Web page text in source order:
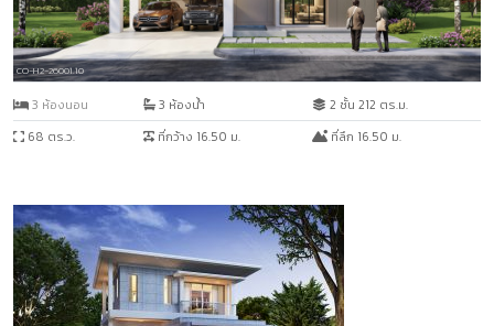
CO-H2-26001.10
3 ห้องนอน 3 ห้องน้ำ
2 ชั้น 212 ตร.ม.
68 ตร.ว.
ที่กว้าง 16.50 ม. ที่ลึก 16.50 ม.